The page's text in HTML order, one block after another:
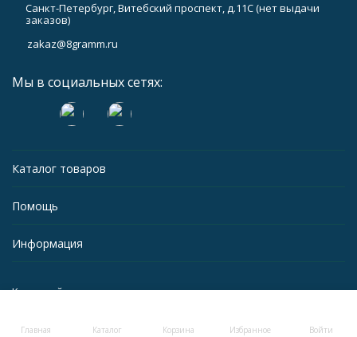
Главная Каталог Корзина Избранное Войти
Санкт-Петербург, Витебский проспект, д.11С (нет выдачи
заказов)
zakaz@8gramm.ru
Мы в социальных сетях:
Каталог товаров
Помощь
Информация
Карта сайта